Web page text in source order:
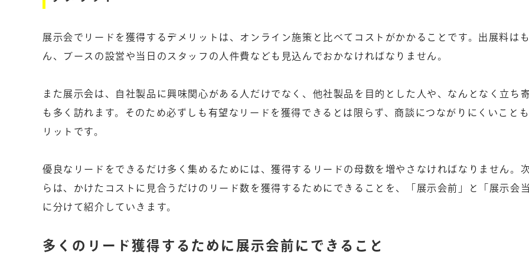
展示会でリードを獲得するデメリットは、オンライン施策と比べてコストがかかることです。出展料は
ん、ブースの設営や当日のスタッフの人件費なども見込んでおかなければなりません。
また展示会は、自社製品に興味関心がある人だけでなく、他社製品を目的とした人や、なんとなく立ち
も多く訪れます。そのため必ずしも有望なリードを獲得できるとは限らず、商談につながりにくいこと
リットです。
優良なリードをできるだけ多く集めるためには、獲得するリードの母数を増やさなければなりません。
らは、かけたコストに見合うだけのリード数を獲得するためにできることを、「展示会前」と「展示会当
に分けて紹介していきます。
多くのリード獲得するために展示会前にできること